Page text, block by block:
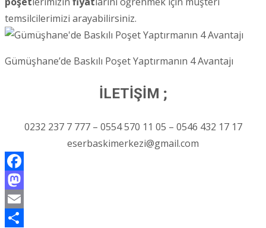
temsilcilerimizi arayabilirsiniz.
Gümüşhane’de Baskılı Poşet Yaptırmanın 4 Avantajı
İLETİŞİM ;
0232 237 7 777 – 0554 570 11 05 – 0546 432 17 17
eserbaskimerkezi@gmail.com
Facebook
Mastodon
Email